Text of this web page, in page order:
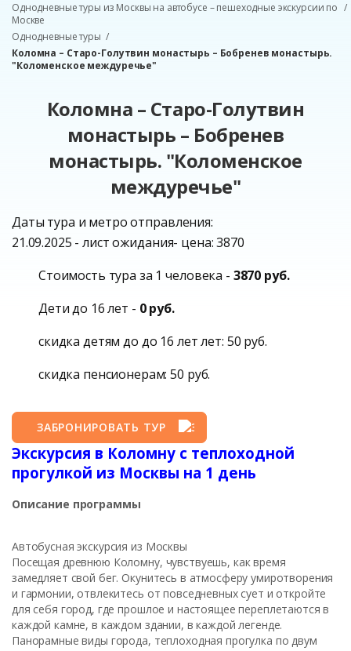
Однодневные туры из Москвы на автобусе – пешеходные экскурсии по
Москве
Однодневные туры
Коломна – Старо-Голутвин монастырь – Бобренев монастырь.
"Коломенское междуречье"
Коломна – Старо-Голутвин
монастырь – Бобренев
монастырь. "Коломенское
междуречье"
Даты тура и метро отправления:
21.09.2025 - лист ожидания- цена: 3870
Стоимость тура за 1 человека - 3870 руб.
Дети до 16 лет - 0 руб.
скидка детям до до 16 лет лет: 50 руб.
скидка пенсионерам: 50 руб.
ЗАБРОНИРОВАТЬ ТУР
Экскурсия в Коломну с теплоходной
прогулкой из Москвы на 1 день
Описание программы
Автобусная экскурсия из Москвы
Посещая древнюю Коломну, чувствуешь, как время
замедляет свой бег. Окунитесь в атмосферу умиротворения
и гармонии, отвлекитесь от повседневных сует и откройте
для себя город, где прошлое и настоящее переплетаются в
каждой камне, в каждом здании, в каждой легенде.
Панорамные виды города, теплоходная прогулка по двум